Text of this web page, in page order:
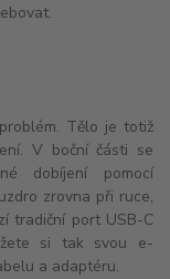
Tělo je totiž
V boční části se
dobíjení pomocí
zrovna při ruce,
tradiční port USB-C
si tak svou e-
a adaptéru.